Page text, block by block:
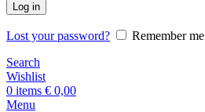
Log in
Lost your password?
Remember me
Search
Wishlist
0 items € 0,00
Menu